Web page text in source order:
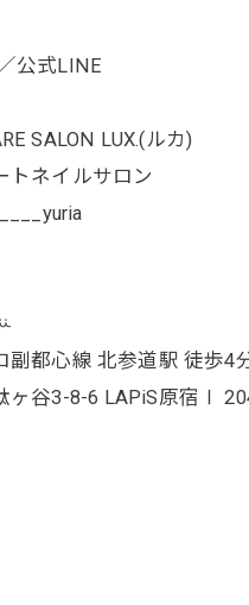
公式LINE
SALON LUX.(ルカ)
トネイルサロン
副都心線 北参道駅 徒歩4
ヶ谷3-8-6 LAPiS原宿Ⅰ